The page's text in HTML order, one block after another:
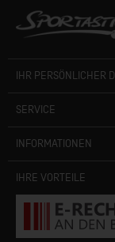
IHR PERSÖNLICHER
SERVICE
INFORMATIONEN
IHRE VORTEILE